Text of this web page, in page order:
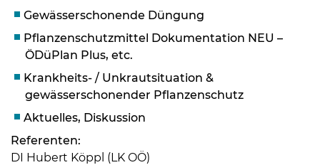
Skip to main content
Gewässerschonende Düngung
Pflanzenschutzmittel Dokumentation NEU –
ÖDüPlan Plus, etc.
Krankheits- / Unkrautsituation &
gewässerschonender Pflanzenschutz
Aktuelles, Diskussion
Referenten:
DI Hubert Köppl (LK OÖ)